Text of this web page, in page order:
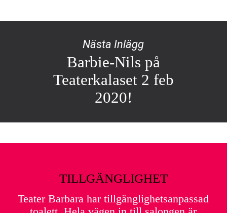
Nästa Inlägg
Barbie-Nils på
Teaterkalaset 2 feb
2020!
TILLGÄNGLIGHET
Teater Barbara har tillgänglighetsanpassad